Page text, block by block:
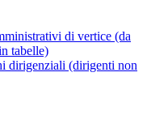
di vertice (da
tabelle)
dirigenziali (dirigenti non